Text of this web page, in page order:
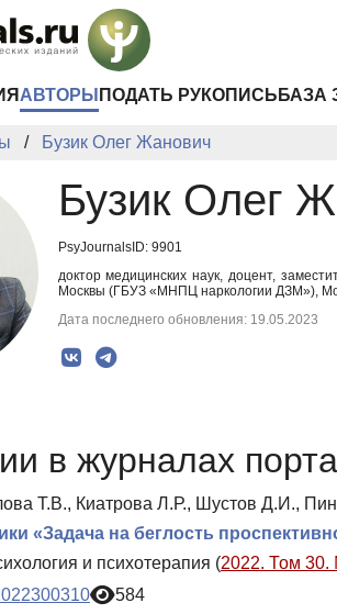
АВТОРЫ ПОДАТЬ РУКОПИСЬ БАЗА
Бузик Олег Жанович
Бузик Олег
PsyJournalsID: 9901
доктор медицинских наук, доцент,
Москвы (ГБУЗ «МНПЦ наркологии ДЗМ»),
Дата последнего обновления: 19.05.2023
в журналах
Т.В., Киатрова Л.Р., Шустов Д.И.,
«Задача на беглость
и психотерапия (2022. Том
584